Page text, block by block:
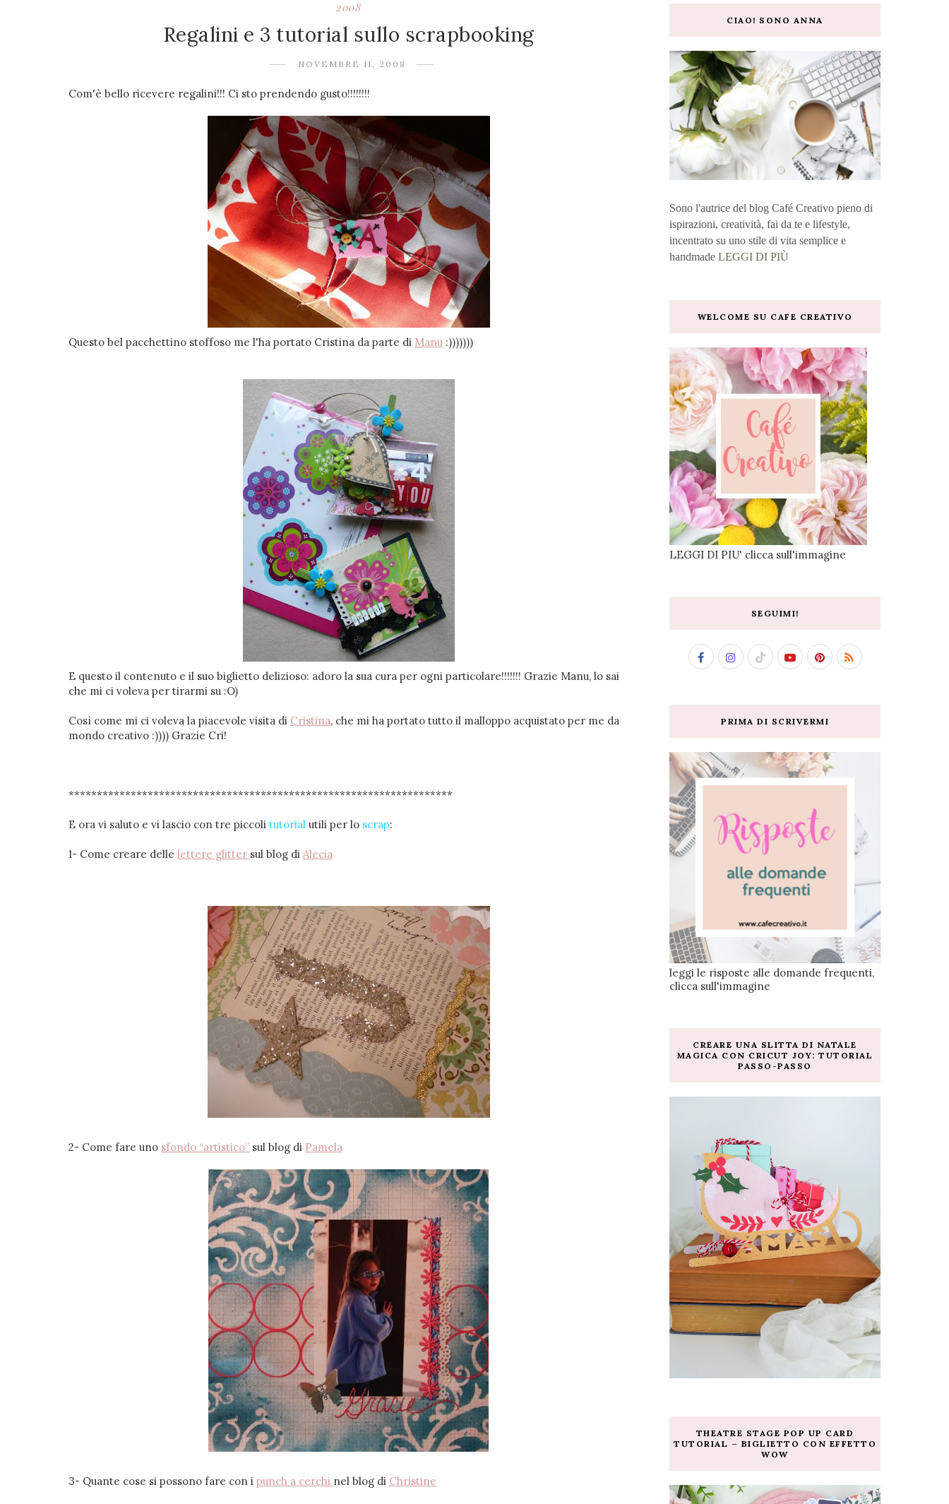
2008
Regalini e 3 tutorial sullo scrapbooking
NOVEMBRE 11, 2008
Com'è bello ricevere regalini!!! Ci sto prendendo gusto!!!!!!!!
Questo bel pacchettino stoffoso me l'ha portato Cristina da parte di Manu :)))))))
E questo il contenuto e il suo biglietto delizioso: adoro la sua cura per ogni particolare!!!!!!! Grazie Manu, lo sai
che mi ci voleva per tirarmi su :O)
Così come mi ci voleva la piacevole visita di Cristina, che mi ha portato tutto il malloppo acquistato per me da
mondo creativo :)))) Grazie Cri!
********************************************************************
E ora vi saluto e vi lascio con tre piccoli tutorial utili per lo scrap:
1- Come creare delle lettere glitter sul blog di Alecia
2- Come fare uno sfondo “artistico” sul blog di Pamela
3- Quante cose si possono fare con i punch a cerchi nel blog di Christine
CIAO! SONO ANNA
Sono l'autrice del blog Café Creativo pieno di
ispirazioni, creatività, fai da te e lifestyle,
incentrato su uno stile di vita semplice e
handmade LEGGI DI PIÙ
WELCOME SU CAFE CREATIVO
LEGGI DI PIU' clicca sull'immagine
SEGUIMI!
PRIMA DI SCRIVERMI
leggi le risposte alle domande frequenti,
clicca sull'immagine
CREARE UNA SLITTA DI NATALE
MAGICA CON CRICUT JOY: TUTORIAL
PASSO-PASSO
THEATRE STAGE POP UP CARD
TUTORIAL – BIGLIETTO CON EFFETTO
WOW